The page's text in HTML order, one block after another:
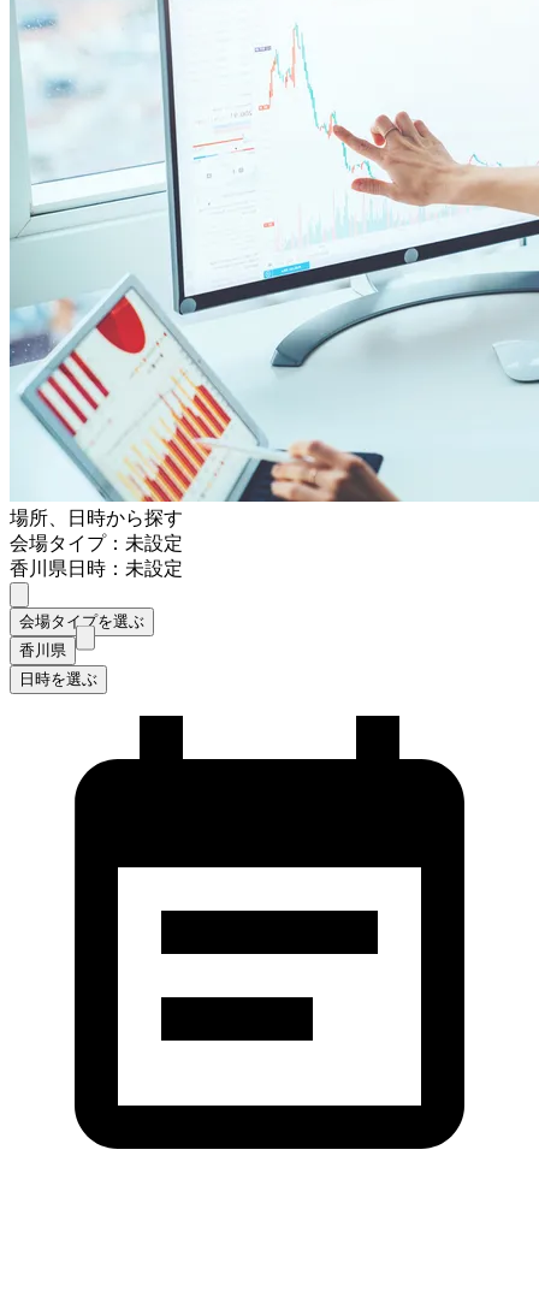
場所、日時から探す
会場タイプ：未設定
香川県日時：未設定
会場タイプを選ぶ
香川県
日時を選ぶ